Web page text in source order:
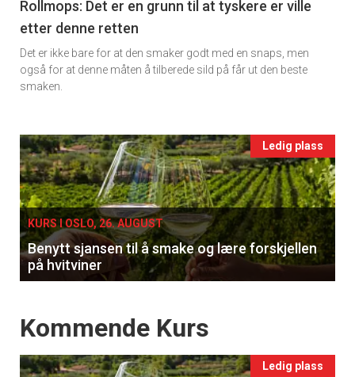
11
Ukens
vin
Rollmops: Det er en grunn til at tyskere er ville
etter denne retten
Det er ikke bare for at den smaker godt med en snaps, men
også for at denne måten å tilberede sild på får ut den beste
smaken.
Events
single
Ledig plass
KURS I OSLO, 26. AUGUST
Benytt sjansen til å smake og lære forskjellen
på hvitviner
Events
Kommende Kurs
Ledig plass